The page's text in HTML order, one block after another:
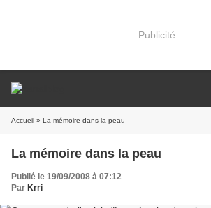
Publicité
Accueil » La mémoire dans la peau
La mémoire dans la peau
Publié le 19/09/2008 à 07:12
Par Krri